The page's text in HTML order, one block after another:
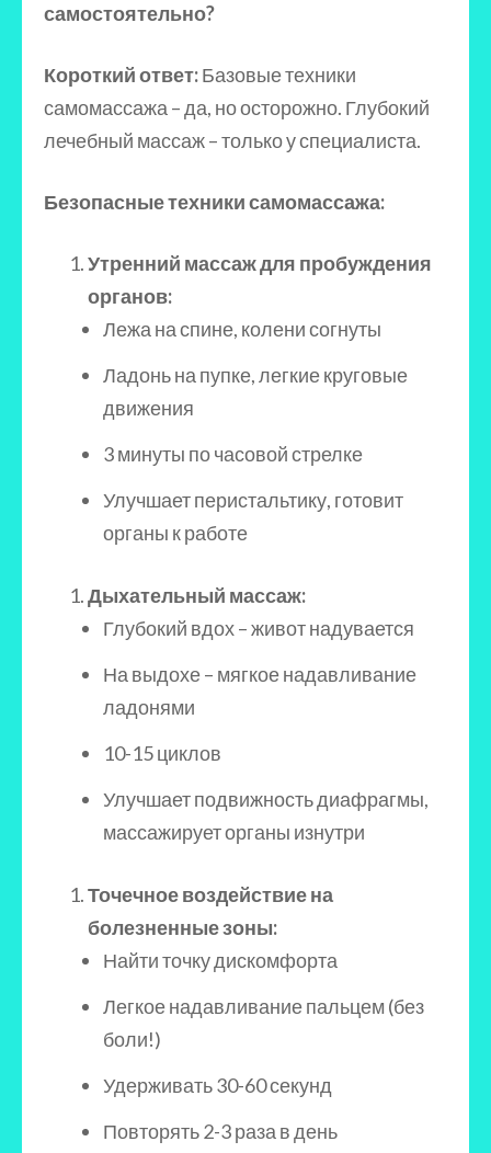
самостоятельно?
Короткий ответ:Базовые техники
самомассажа – да, но осторожно. Глубокий
лечебный массаж – только у специалиста.
Безопасные техники самомассажа:
Утренний массаж для пробуждения
органов:
Лежа на спине, колени согнуты
Ладонь на пупке, легкие круговые
движения
3 минуты по часовой стрелке
Улучшает перистальтику, готовит
органы к работе
Дыхательный массаж:
Глубокий вдох – живот надувается
На выдохе – мягкое надавливание
ладонями
10-15 циклов
Улучшает подвижность диафрагмы,
массажирует органы изнутри
Точечное воздействие на
болезненные зоны:
Найти точку дискомфорта
Легкое надавливание пальцем (без
боли!)
Удерживать 30-60 секунд
Повторять 2-3 раза в день